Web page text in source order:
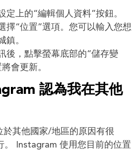
定上的“編輯個人資料”按鈕。
擇“位置”選項。您可以輸入您想
鎮。
後，點擊螢幕底部的“儲存變
會更新。
認為我在其他
於其他國家/地區的原因有很
。 Instagram 使用您目前的位置